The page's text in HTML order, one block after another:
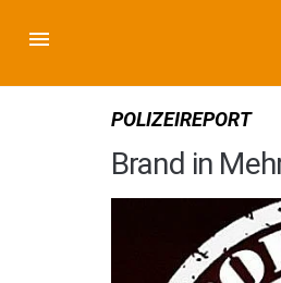
POLIZEIREPORT
Brand in